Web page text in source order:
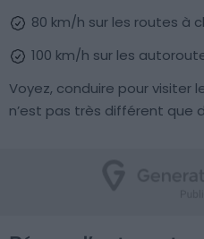
80 km/h sur les routes à
100 km/h sur les
Voyez, conduire pour visiter
n’est pas très différent que